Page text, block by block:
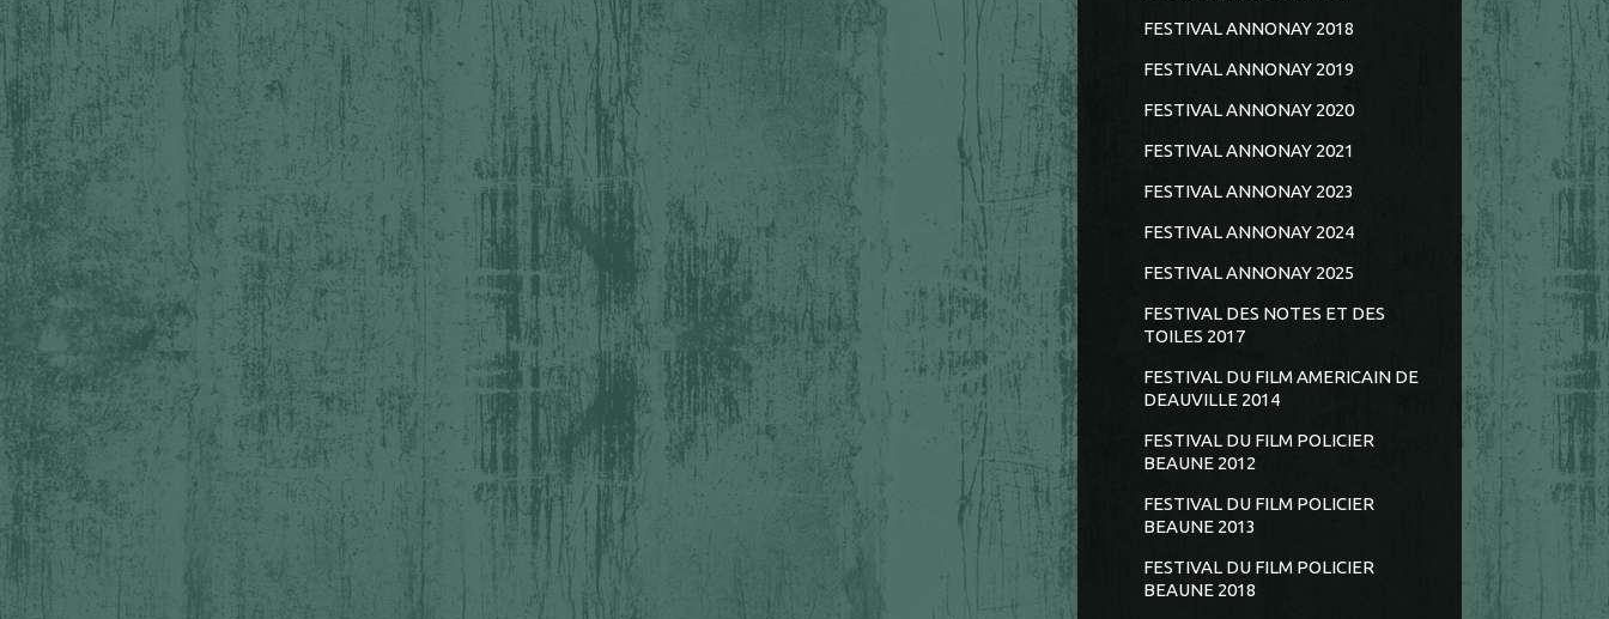
FESTIVAL ANNONAY 2018
FESTIVAL ANNONAY 2019
FESTIVAL ANNONAY 2020
FESTIVAL ANNONAY 2021
FESTIVAL ANNONAY 2023
FESTIVAL ANNONAY 2024
FESTIVAL ANNONAY 2025
FESTIVAL DES NOTES ET DES
TOILES 2017
FESTIVAL DU FILM AMERICAIN DE
DEAUVILLE 2014
FESTIVAL DU FILM POLICIER
BEAUNE 2012
FESTIVAL DU FILM POLICIER
BEAUNE 2013
FESTIVAL DU FILM POLICIER
BEAUNE 2018